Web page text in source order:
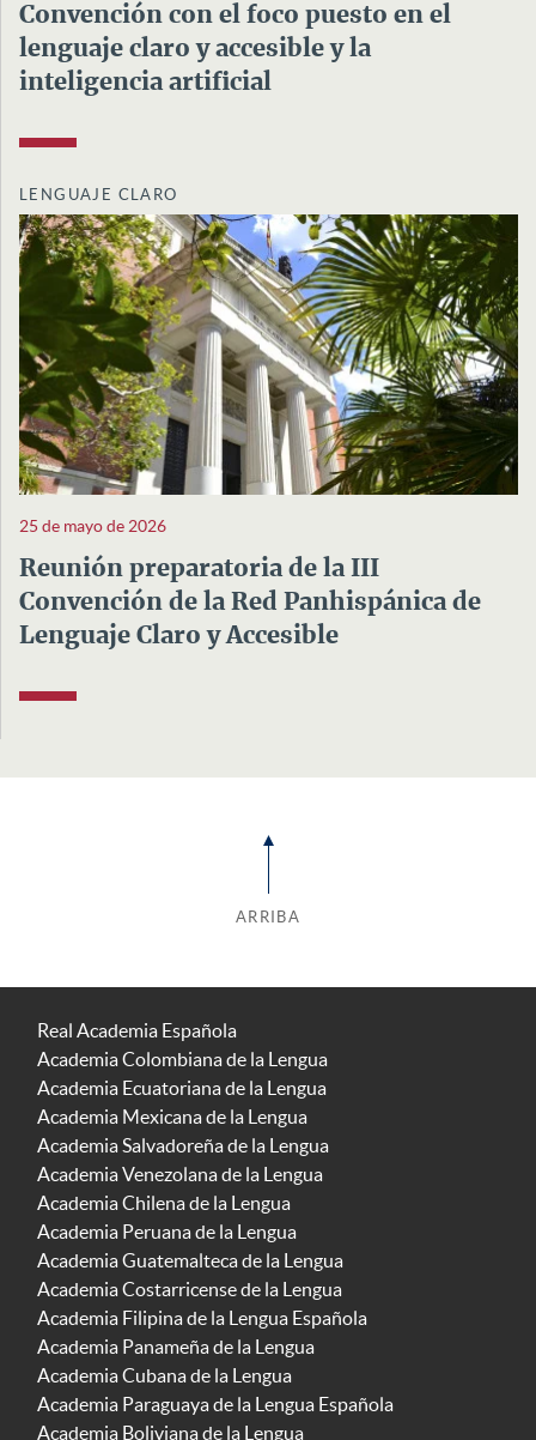
Convención con el foco puesto en el
lenguaje claro y accesible y la
inteligencia artificial
LENGUAJE CLARO
25 de mayo de 2026
Reunión preparatoria de la III
Convención de la Red Panhispánica de
Lenguaje Claro y Accesible
ARRIBA
Real Academia Española
Academia Colombiana de la Lengua
Academia Ecuatoriana de la Lengua
Academia Mexicana de la Lengua
Academia Salvadoreña de la Lengua
Academia Venezolana de la Lengua
Academia Chilena de la Lengua
Academia Peruana de la Lengua
Academia Guatemalteca de la Lengua
Academia Costarricense de la Lengua
Academia Filipina de la Lengua Española
Academia Panameña de la Lengua
Academia Cubana de la Lengua
Academia Paraguaya de la Lengua Española
Academia Boliviana de la Lengua